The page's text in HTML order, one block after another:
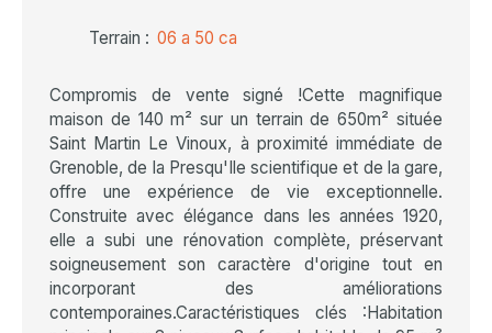
Terrain : 06 a 50 ca
Compromis de vente signé !Cette magnifique
maison de 140 m² sur un terrain de 650m² située
Saint Martin Le Vinoux, à proximité immédiate de
Grenoble, de la Presqu'Ile scientifique et de la gare,
offre une expérience de vie exceptionnelle.
Construite avec élégance dans les années 1920,
elle a subi une rénovation complète, préservant
soigneusement son caractère d'origine tout en
incorporant des améliorations
contemporaines.Caractéristiques clés :Habitation